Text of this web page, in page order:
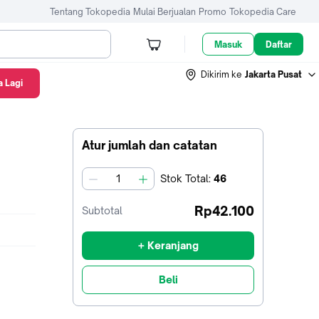
Tentang Tokopedia Mulai Berjualan Promo Tokopedia Care
Masuk Daftar
Dikirim ke Jakarta Pusat
Atur jumlah dan catatan
jumlah Stok Total: 46
Subtotal Rp42.100
+ Keranjang
Beli
Lagi